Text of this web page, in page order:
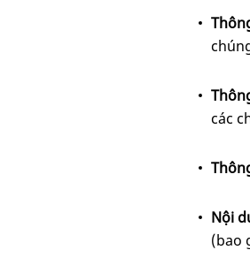
các
Nội
(bao